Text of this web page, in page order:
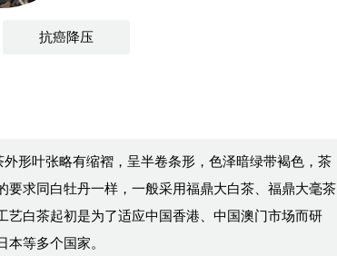
抗癌降压
形叶张略有缩褶，呈半卷条形，色泽暗绿带褐色，茶
求同白牡丹一样，一般采用福鼎大白茶、福鼎大毫茶
白茶起初是为了适应中国香港、中国澳门市场而研
等多个国家。